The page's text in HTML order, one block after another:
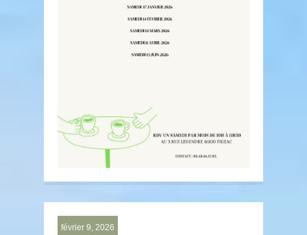
février 9, 2026